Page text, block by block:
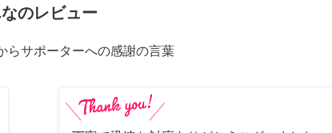
のレビュー
らサポーターへの感謝の言葉